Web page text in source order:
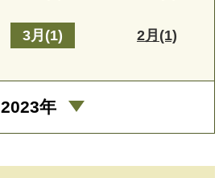
3月(1) 2月(1)
2023年